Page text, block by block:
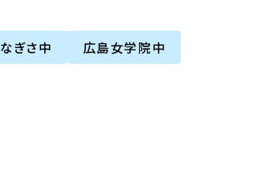
ぎさ中 広島女学院中